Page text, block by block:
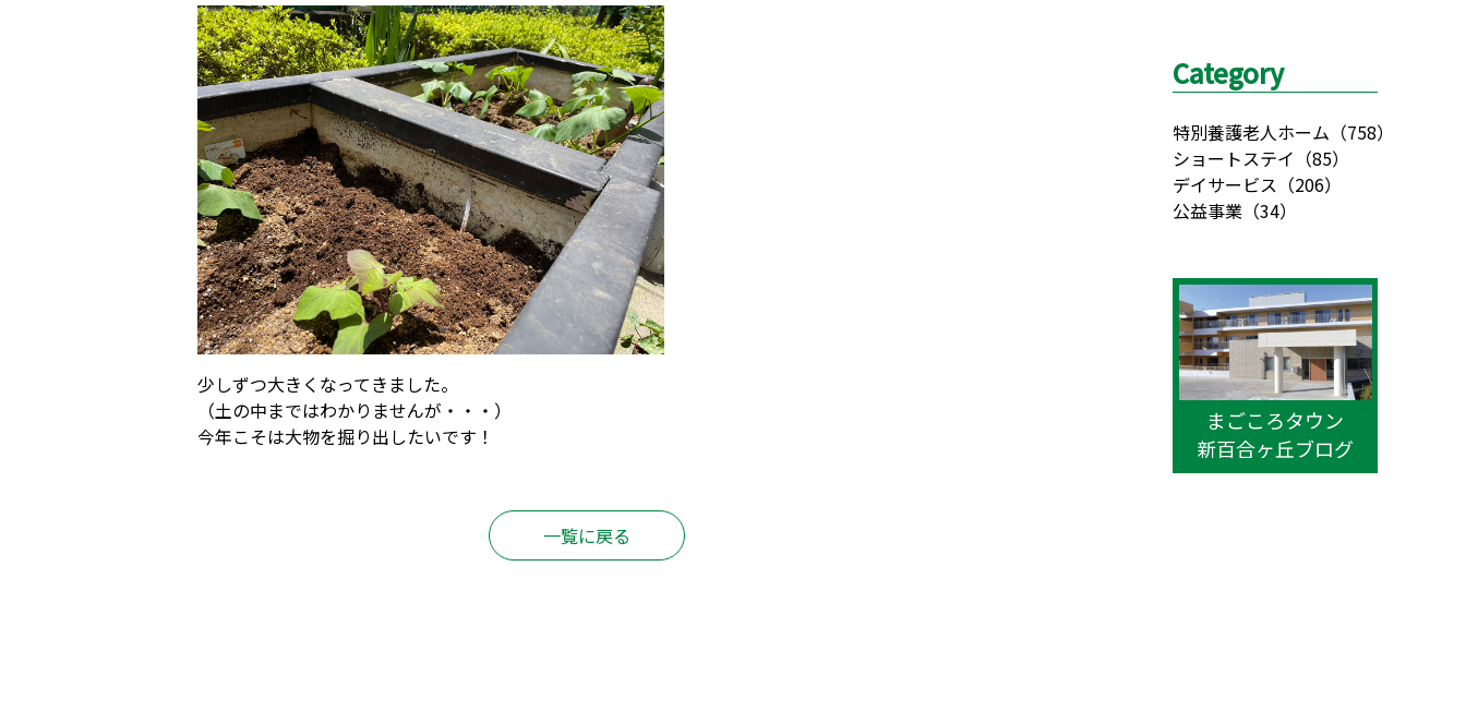
少しずつ大きくなってきました。
（土の中まではわかりませんが・・・）
今年こそは大物を掘り出したいです！
一覧に戻る
Category
特別養護老人ホーム （758）
ショートステイ （85）
デイサービス （206）
公益事業 （34）
まごころタウン
新百合ヶ丘ブログ